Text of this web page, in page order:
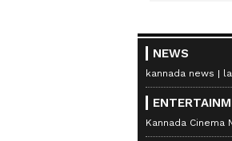
NEWS
kannada news
Kannada Cinema